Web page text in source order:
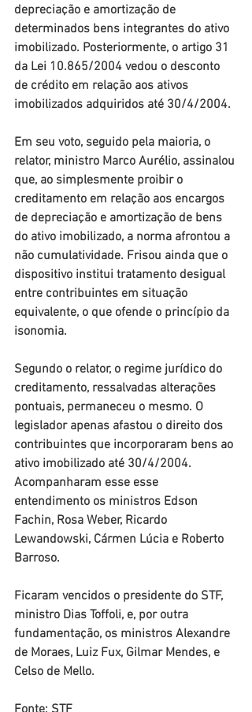
depreciação e amortização de
determinados bens integrantes do ativo
imobilizado. Posteriormente, o artigo 31
da Lei 10.865/2004 vedou o desconto
de crédito em relação aos ativos
imobilizados adquiridos até 30/4/2004.
Em seu voto, seguido pela maioria, o
relator, ministro Marco Aurélio, assinalou
que, ao simplesmente proibir o
creditamento em relação aos encargos
de depreciação e amortização de bens
do ativo imobilizado, a norma afrontou a
não cumulatividade. Frisou ainda que o
dispositivo institui tratamento desigual
entre contribuintes em situação
equivalente, o que ofende o princípio da
isonomia.
Segundo o relator, o regime jurídico do
creditamento, ressalvadas alterações
pontuais, permaneceu o mesmo. O
legislador apenas afastou o direito dos
contribuintes que incorporaram bens ao
ativo imobilizado até 30/4/2004.
Acompanharam esse esse
entendimento os ministros Edson
Fachin, Rosa Weber, Ricardo
Lewandowski, Cármen Lúcia e Roberto
Barroso.
Ficaram vencidos o presidente do STF,
ministro Dias Toffoli, e, por outra
fundamentação, os ministros Alexandre
de Moraes, Luiz Fux, Gilmar Mendes, e
Celso de Mello.